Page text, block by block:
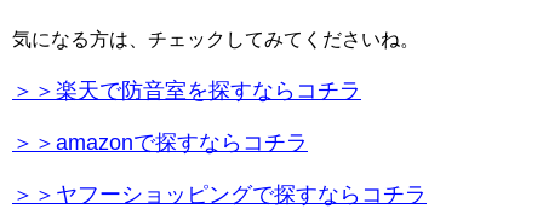
気になる方は、チェックしてみてくださいね。
＞＞楽天で防音室を探すならコチラ
＞＞amazonで探すならコチラ
＞＞ヤフーショッピングで探すならコチラ